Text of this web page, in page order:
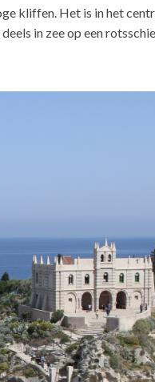
kliffen. Het is in het
in zee op een